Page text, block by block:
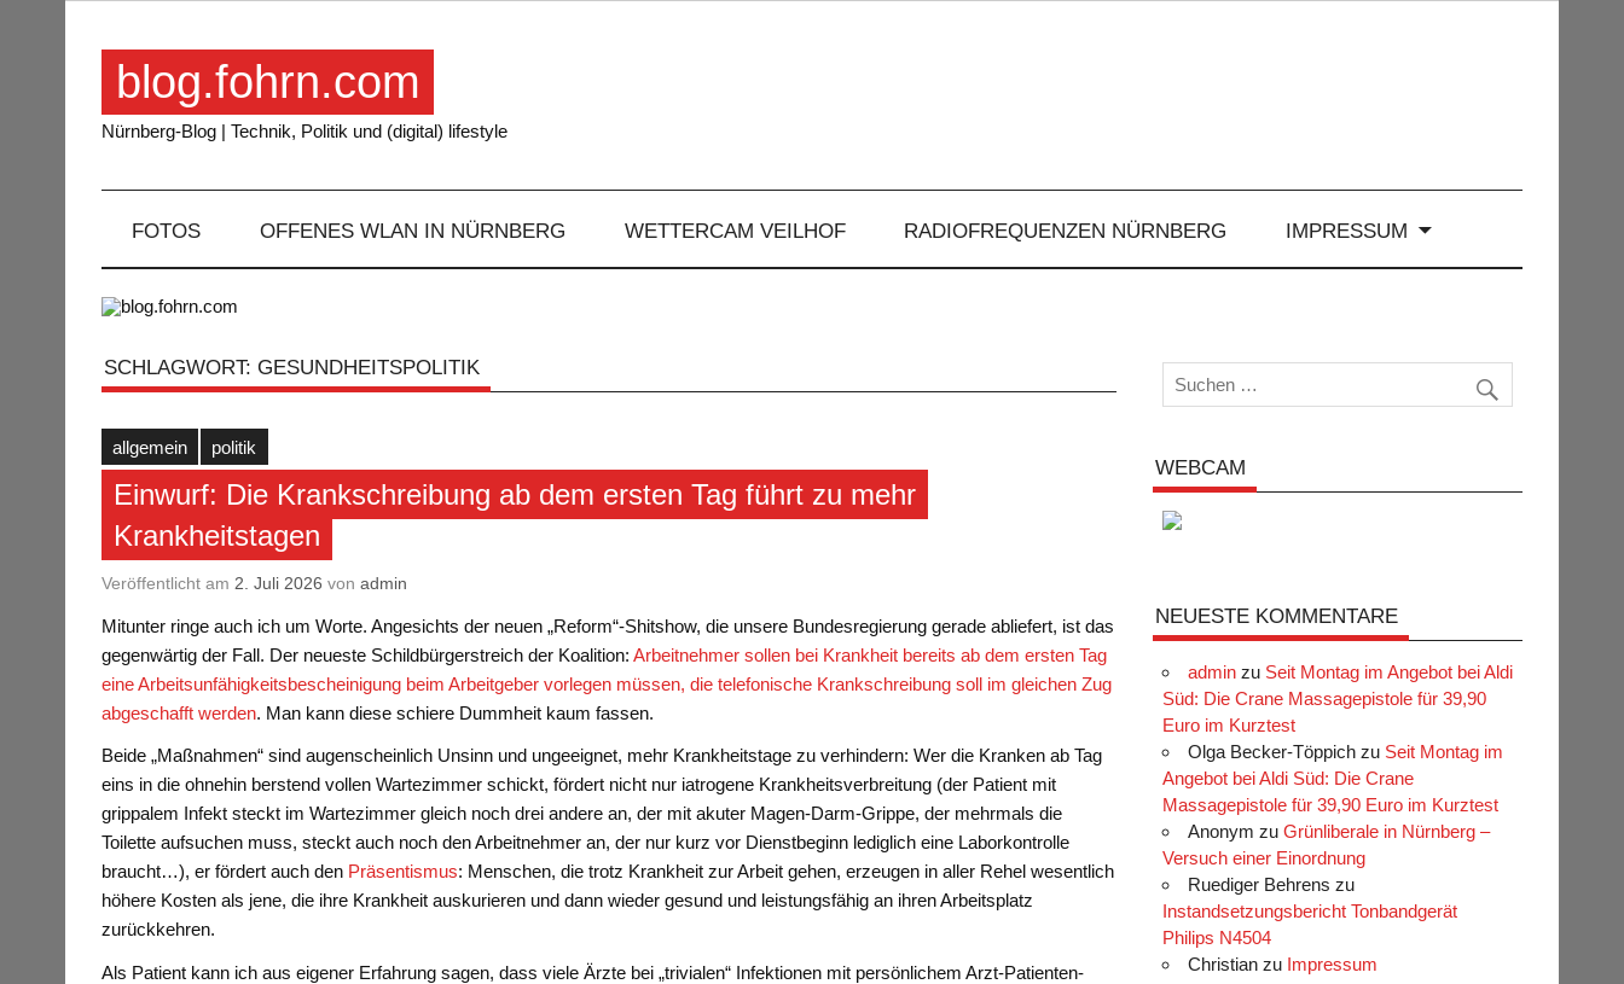
blog.fohrn.com
Nürnberg-Blog | Technik, Politik und (digital) lifestyle
FOTOS OFFENES WLAN IN NÜRNBERG WETTERCAM VEILHOF RADIOFREQUENZEN NÜRNBERG IMPRESSUM
SCHLAGWORT: GESUNDHEITSPOLITIK
allgemein politik
Einwurf: Die Krankschreibung ab dem ersten Tag führt zu mehr
Krankheitstagen
Veröffentlicht am 2. Juli 2026 vonadmin
Mitunter ringe auch ich um Worte. Angesichts der neuen „Reform“-Shitshow, die unsere Bundesregierung gerade abliefert, ist das
gegenwärtig der Fall. Der neueste Schildbürgerstreich der Koalition:Arbeitnehmer sollen bei Krankheit bereits ab dem ersten Tag
eine Arbeitsunfähigkeitsbescheinigung beim Arbeitgeber vorlegen müssen, die telefonische Krankschreibung soll im gleichen Zug
abgeschafft werden. Man kann diese schiere Dummheit kaum fassen.
Beide „Maßnahmen“ sind augenscheinlich Unsinn und ungeeignet, mehr Krankheitstage zu verhindern: Wer die Kranken ab Tag
eins in die ohnehin berstend vollen Wartezimmer schickt, fördert nicht nur iatrogene Krankheitsverbreitung (der Patient mit
grippalem Infekt steckt im Wartezimmer gleich noch drei andere an, der mit akuter Magen-Darm-Grippe, der mehrmals die
Toilette aufsuchen muss, steckt auch noch den Arbeitnehmer an, der nur kurz vor Dienstbeginn lediglich eine Laborkontrolle
braucht…), er fördert auch den Präsentismus: Menschen, die trotz Krankheit zur Arbeit gehen, erzeugen in aller Rehel wesentlich
höhere Kosten als jene, die ihre Krankheit auskurieren und dann wieder gesund und leistungsfähig an ihren Arbeitsplatz
zurückkehren.
Als Patient kann ich aus eigener Erfahrung sagen, dass viele Ärzte bei „trivialen“ Infektionen mit persönlichem Arzt-Patienten-
WEBCAM
NEUESTE KOMMENTARE
adminzu Seit Montag im Angebot bei Aldi
Süd: Die Crane Massagepistole für 39,90
Euro im Kurztest
Olga Becker-Töppichzu Seit Montag im
Angebot bei Aldi Süd: Die Crane
Massagepistole für 39,90 Euro im Kurztest
Anonym zu Grünliberale in Nürnberg –
Versuch einer Einordnung
Ruediger Behrens zu
Instandsetzungsbericht Tonbandgerät
Philips N4504
Christianzu Impressum